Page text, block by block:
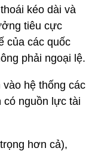
kéo dài và
tiêu cực
của các quốc
phải ngoại lệ.
hệ thống các
có nguồn lực tài
hơn cả),